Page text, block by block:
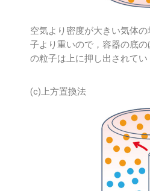
空気より密度が大きい気体
子より重いので，容器の底
の粒子は上に押し出されてい
(c)上方置換法